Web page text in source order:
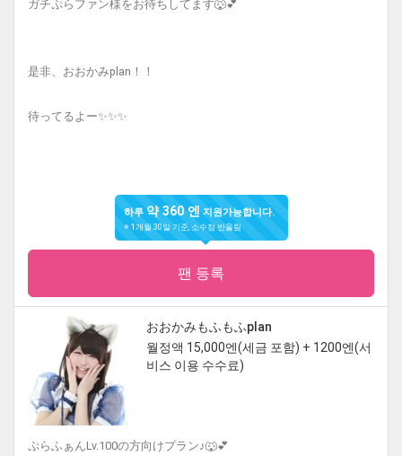
ガチぷらファン様をお待ちしてます🐺💕
是非、おおかみplan！！
待ってるよー✨✨✨
하루약 360 엔 지원가능합니다.
※ 1개월 30일 기준, 소수점 반올림
팬 등록
おおかみもふもふplan
월정액 15,000엔(세금 포함) + 1200엔(서
비스 이용 수수료)
ぷらふぁんLv.100の方向けプラン♪🐺💕